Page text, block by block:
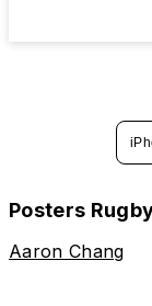
Posters
Aaron Chang